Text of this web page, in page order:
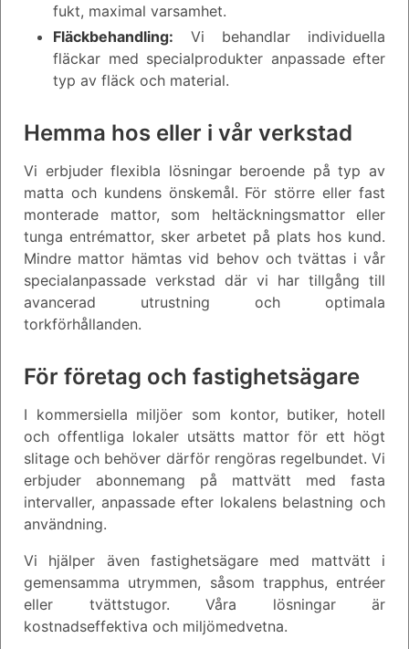
fukt, maximal varsamhet.
Fläckbehandling: Vi behandlar individuella
fläckar med specialprodukter anpassade efter
typ av fläck och material.
Hemma hos eller i vår verkstad
Vi erbjuder flexibla lösningar beroende på typ av
matta och kundens önskemål. För större eller fast
monterade mattor, som heltäckningsmattor eller
tunga entrémattor, sker arbetet på plats hos kund.
Mindre mattor hämtas vid behov och tvättas i vår
specialanpassade verkstad där vi har tillgång till
avancerad utrustning och optimala
torkförhållanden.
För företag och fastighetsägare
I kommersiella miljöer som kontor, butiker, hotell
och offentliga lokaler utsätts mattor för ett högt
slitage och behöver därför rengöras regelbundet. Vi
erbjuder abonnemang på mattvätt med fasta
intervaller, anpassade efter lokalens belastning och
användning.
Vi hjälper även fastighetsägare med mattvätt i
gemensamma utrymmen, såsom trapphus, entréer
eller tvättstugor. Våra lösningar är
kostnadseffektiva och miljömedvetna.